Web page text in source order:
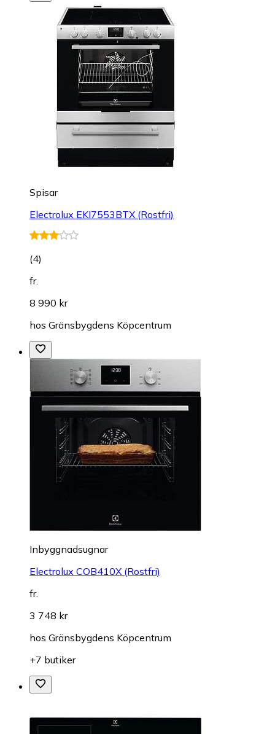
Spisar
Electrolux EKI7553BTX (Rostfri)
(4)
fr.
8 990 kr
hos Gränsbygdens Köpcentrum
Inbyggnadsugnar
Electrolux COB410X (Rostfri)
fr.
3 748 kr
hos Gränsbygdens Köpcentrum
+7 butiker